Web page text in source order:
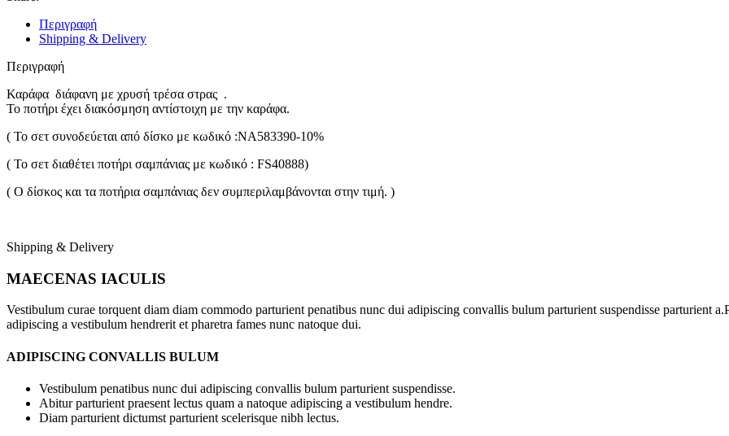
Περιγραφή
Shipping & Delivery
Περιγραφή
Καράφα διάφανη με χρυσή τρέσα στρας .
Το ποτήρι έχει διακόσμηση αντίστοιχη με την καράφα.
( Το σετ συνοδεύεται από δίσκο με κωδικό :NA583390-10%
( Το σετ διαθέτει ποτήρι σαμπάνιας με κωδικό : FS40888)
( Ο δίσκος και τα ποτήρια σαμπάνιας δεν συμπεριλαμβάνονται στην τιμή. )
Shipping & Delivery
MAECENAS IACULIS
Vestibulum curae torquent diam diam commodo parturient penatibus nunc dui adipiscing convallis bulum parturient suspendisse parturient
adipiscing a vestibulum hendrerit et pharetra fames nunc natoque dui.
ADIPISCING CONVALLIS BULUM
Vestibulum penatibus nunc dui adipiscing convallis bulum parturient suspendisse.
Abitur parturient praesent lectus quam a natoque adipiscing a vestibulum hendre.
Diam parturient dictumst parturient scelerisque nibh lectus.